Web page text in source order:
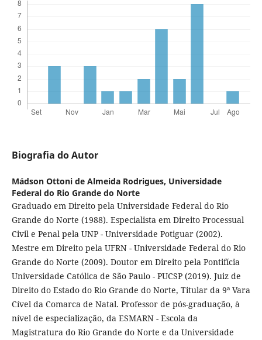
Biografia do Autor
Mádson Ottoni de Almeida Rodrigues, Universidade
Federal do Rio Grande do Norte
Graduado em Direito pela Universidade Federal do Rio
Grande do Norte (1988). Especialista em Direito Processual
Civil e Penal pela UNP - Universidade Potiguar (2002).
Mestre em Direito pela UFRN - Universidade Federal do Rio
Grande do Norte (2009). Doutor em Direito pela Pontifícia
Universidade Católica de São Paulo - PUCSP (2019). Juiz de
Direito do Estado do Rio Grande do Norte, Titular da 9ª Vara
Cível da Comarca de Natal. Professor de pós-graduação, à
nível de especialização, da ESMARN - Escola da
Magistratura do Rio Grande do Norte e da Universidade